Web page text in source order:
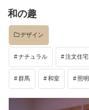
日:
和の趣
デザイン
ナチュラル 注文住宅
群馬 和室 照明